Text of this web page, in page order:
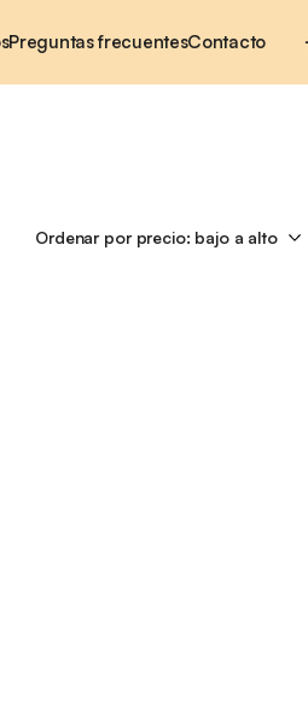
Preguntas frecuentesContacto